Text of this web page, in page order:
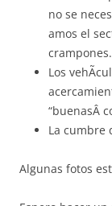
no se
amos el
crampones.
Los
“buenasÂ
La cumbre
Algunas fotos